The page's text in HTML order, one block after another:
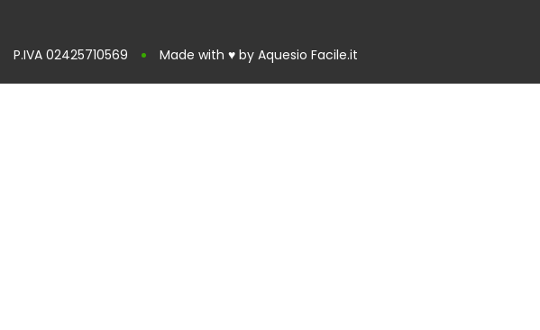
P.IVA 02425710569 Made with ♥ by Aquesio Facile.it